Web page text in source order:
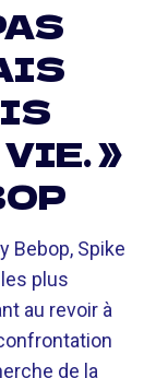
»
Bebop, Spike
plus
au revoir à
de la